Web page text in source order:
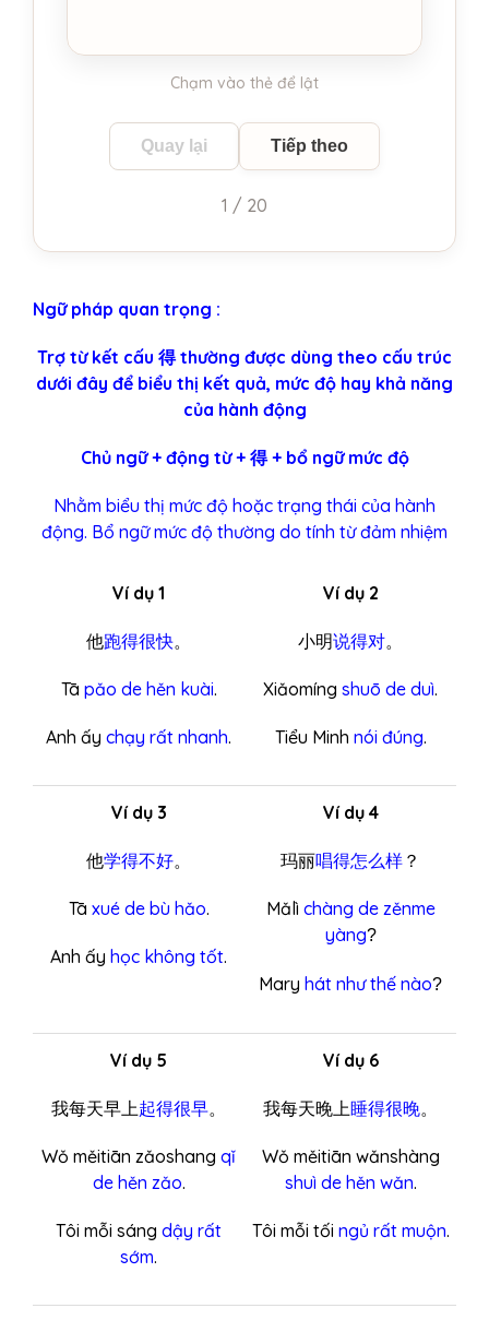
Chạm vào thẻ để lật
Quay lại Tiếp theo
1 / 20
Ngữ pháp quan trọng :
Trợ từ kết cấu 得 thường được dùng theo cấu trúc
dưới đây để biểu thị kết quả, mức độ hay khả năng
của hành động
Chủ ngữ + động từ + 得 + bổ ngữ mức độ
Nhằm biểu thị mức độ hoặc trạng thái của hành
động. Bổ ngữ mức độ thường do tính từ đảm nhiệm
Ví dụ 1
他跑得很快。
Tā pǎo de hěn kuài.
Anh ấy chạy rất nhanh.
Ví dụ 2
小明说得对。
Xiǎomíng shuō de duì.
Tiểu Minh nói đúng.
Ví dụ 3
他学得不好。
Tā xué de bù hǎo.
Anh ấy học không tốt.
Ví dụ 4
玛丽唱得怎么样 ？
Mǎlì chàng de zěnme
yàng?
Mary hát như thế nào?
Ví dụ 5
我每天早上起得很早。
Wǒ měitiān zǎoshang qǐ
de hěn zǎo.
Tôi mỗi sáng dậy rất
sớm.
Ví dụ 6
我每天晚上睡得很晚。
Wǒ měitiān wǎnshàng
shuì de hěn wǎn.
Tôi mỗi tối ngủ rất muộn.